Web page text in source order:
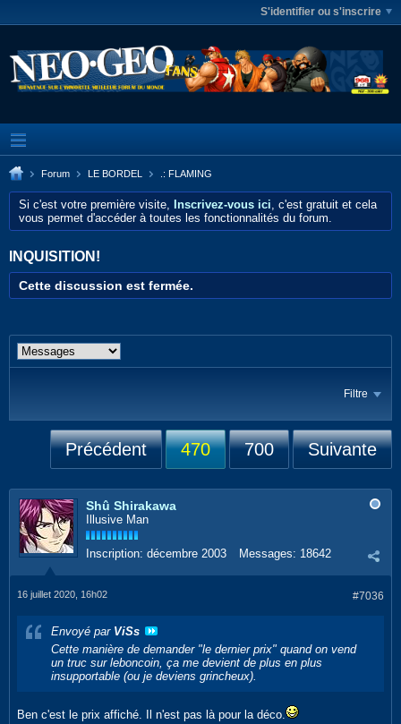
S'identifier ou s'inscrire
Forum LE BORDEL .: FLAMING
Si c'est votre première visite, Inscrivez-vous ici, c'est gratuit et cela
vous permet d'accéder à toutes les fonctionnalités du forum.
INQUISITION!
Cette discussion est fermée.
Filtre
Précédent 470 700 Suivante
Shû Shirakawa
Illusive Man
Inscription: décembre 2003 Messages: 18642
#7036
16 juillet 2020, 16h02
Envoyé par ViSs
Cette manière de demander "le dernier prix" quand on vend
un truc sur leboncoin, ça me devient de plus en plus
insupportable (ou je deviens grincheux).
Ben c'est le prix affiché. Il n'est pas là pour la déco.